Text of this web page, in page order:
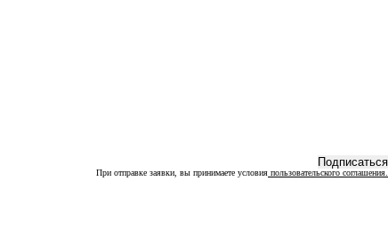
При отправке заявки, вы принимаете условия пользовательского соглашения.